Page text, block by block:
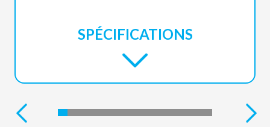
SPÉCIFICATIONS